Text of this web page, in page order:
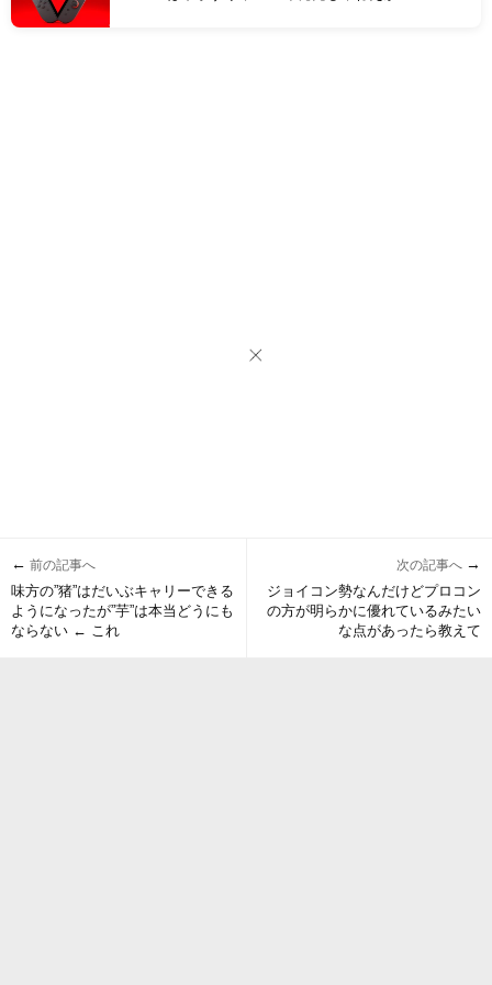
← 前の記事へ
味方の”猪”はだいぶキャリーできる
ようになったが”芋”は本当どうにも
ならない ← これ
次の記事へ →
ジョイコン勢なんだけどプロコン
の方が明らかに優れているみたい
な点があったら教えて